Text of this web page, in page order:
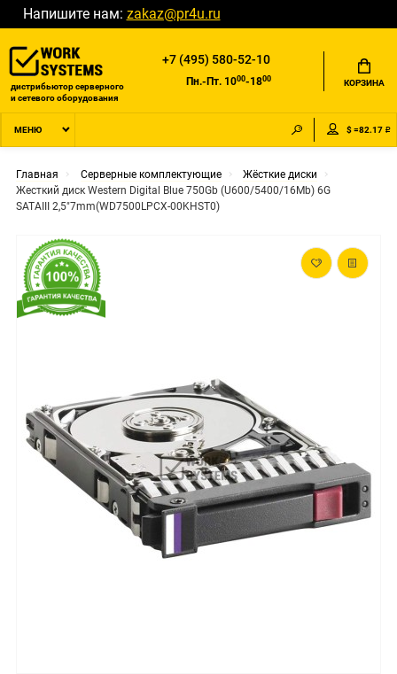
Напишите нам: zakaz@pr4u.ru
дистрибьютор серверного
и сетевого оборудования
+7 (495) 580-52-10
Пн.-Пт. 1000-1800 КОРЗИНА
МЕНЮ $ =82.17 ₽
Главная Серверные комплектующие
Жёсткие диски
Жесткий диск Western Digital Blue 750Gb (U600/5400/16Mb) 6G
SATAIII 2,5"7mm(WD7500LPCX-00KHST0)